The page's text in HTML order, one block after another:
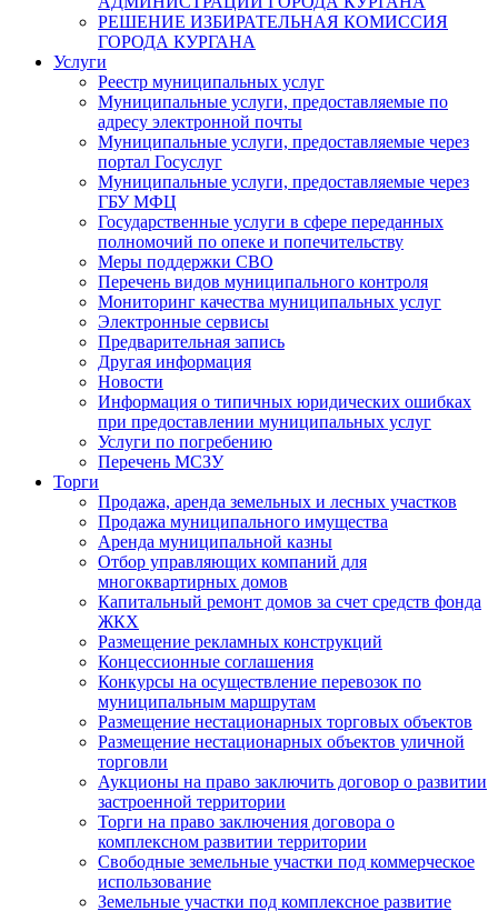
РЕШЕНИЕ ИЗБИРАТЕЛЬНАЯ КОМИССИЯ
ГОРОДА КУРГАНА
Услуги
Реестр муниципальных услуг
Муниципальные услуги, предоставляемые по
адресу электронной почты
Муниципальные услуги, предоставляемые через
портал Госуслуг
Муниципальные услуги, предоставляемые через
ГБУ МФЦ
Государственные услуги в сфере переданных
полномочий по опеке и попечительству
Меры поддержки СВО
Перечень видов муниципального контроля
Мониторинг качества муниципальных услуг
Электронные сервисы
Предварительная запись
Другая информация
Новости
Информация о типичных юридических ошибках
при предоставлении муниципальных услуг
Услуги по погребению
Перечень МСЗУ
Торги
Продажа, аренда земельных и лесных участков
Продажа муниципального имущества
Аренда муниципальной казны
Отбор управляющих компаний для
многоквартирных домов
Капитальный ремонт домов за счет средств фонда
ЖКХ
Размещение рекламных конструкций
Концессионные соглашения
Конкурсы на осуществление перевозок по
муниципальным маршрутам
Размещение нестационарных торговых объектов
Размещение нестационарных объектов уличной
торговли
Аукционы на право заключить договор о развитии
застроенной территории
Торги на право заключения договора о
комплексном развитии территории
Свободные земельные участки под коммерческое
использование
Земельные участки под комплексное развитие